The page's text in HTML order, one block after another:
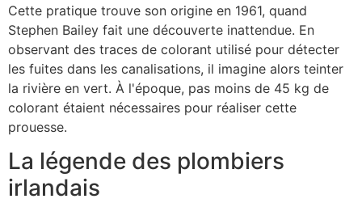
Cette pratique trouve son origine en 1961, quand
Stephen Bailey fait une découverte inattendue. En
observant des traces de colorant utilisé pour détecter
les fuites dans les canalisations, il imagine alors teinter
la rivière en vert. À l'époque, pas moins de 45 kg de
colorant étaient nécessaires pour réaliser cette
prouesse.
La légende des plombiers
irlandais